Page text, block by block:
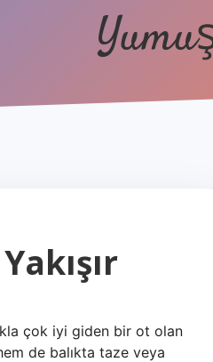
çok iyi giden bir ot olan
de balıkta taze veya